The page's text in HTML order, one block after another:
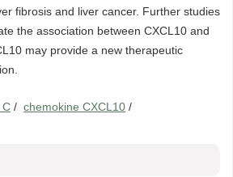
fibrosis and liver cancer. Further studies
the association between CXCL10 and
may provide a new therapeutic
C / chemokine CXCL10 /